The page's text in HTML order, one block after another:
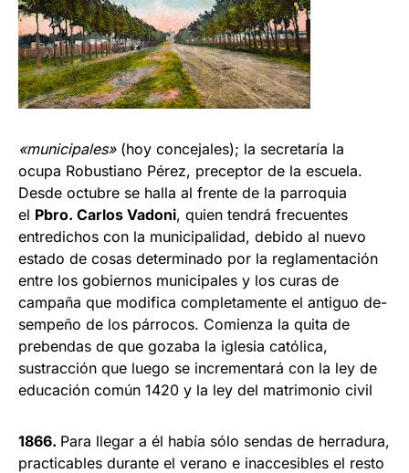
«municipales»(hoy conce­jales); la secretaría la
ocupa Robustiano Pérez, preceptor de la escue­la.
Desde octubre se halla al frente de la parroquia
el Pbro. Carlos Vadoni, quien tendrá frecuentes
entredichos con la municipalidad, debido al nuevo
estado de cosas determinado por la re­glamentación
entre los gobiernos mu­nicipales y los curas de
campaña que modifica completamente el antiguo de­
sempeño de los párrocos. Comienza la quita de
prebendas de que gozaba la iglesia católica,
sustracción que luego se incrementará con la ley de
educación común 1420 y la ley del matrimonio civil
1866. Para llegar a él había sólo sendas de herradura,
practicables durante el verano e inaccesibles el resto